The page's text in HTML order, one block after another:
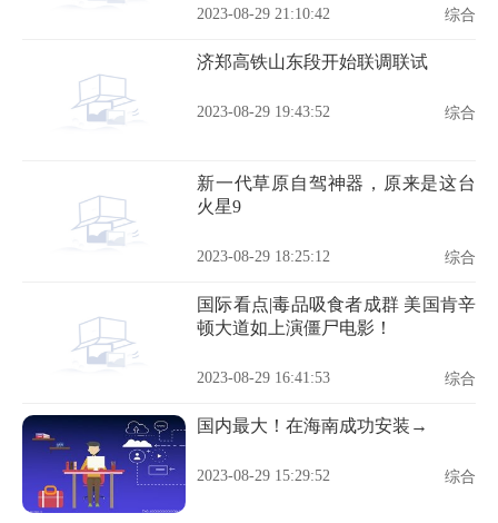
2023-08-29 21:10:42 综合
济郑高铁山东段开始联调联试
2023-08-29 19:43:52 综合
新一代草原自驾神器，原来是这台
火星9
2023-08-29 18:25:12 综合
国际看点|毒品吸食者成群 美国肯辛
顿大道如上演僵尸电影！
2023-08-29 16:41:53 综合
国内最大！在海南成功安装→
2023-08-29 15:29:52 综合